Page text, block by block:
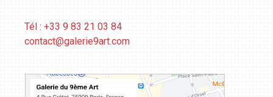
Tél : +33 9 83 21 03 84
contact@galerie9art.com